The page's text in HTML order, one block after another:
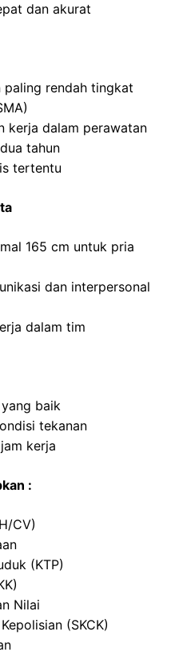
dan akurat
paling rendah tingkat
kerja dalam perawatan
tahun
tertentu
165 cm untuk pria
dan interpersonal
dalam tim
baik
tekanan
kerja
:
CV)
(KTP)
Nilai
(SKCK)